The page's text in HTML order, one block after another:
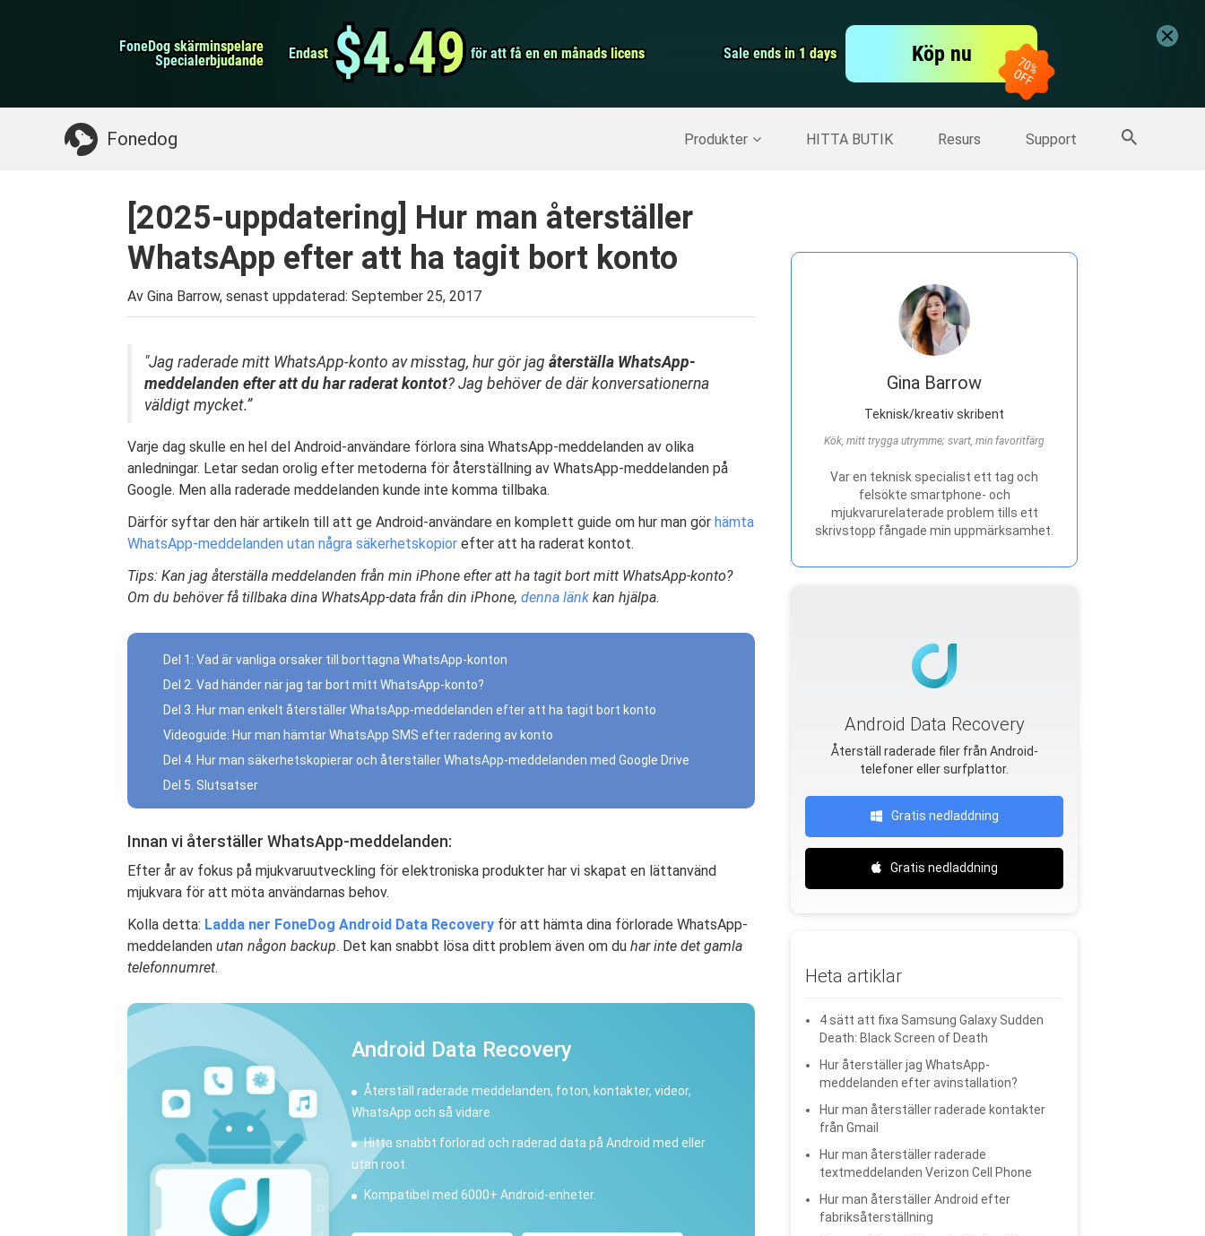
FoneDog skärminspelare
FoneDog skärminspelare
Specialerbjudande
Specialerbjudande Endast
Endast $4.49
$4.49 för att få en en månads licens
för att få en en månads licens Sale ends in 1 days
Sale ends in 1 days Köp nu
Fonedog Produkter HITTA BUTIK Resurs Support
iPhone Cleaner Screen Recorder
Något du kan behöva: IPhone Backup>> Fler produkter
[2025-uppdatering] Hur man återställer
WhatsApp efter att ha tagit bort konto
Av Gina Barrow, senast uppdaterad: September 25, 2017
"Jag raderade mitt WhatsApp-konto av misstag, hur gör jag återställa WhatsApp-
meddelanden efter att du har raderat kontot? Jag behöver de där konversationerna
väldigt mycket.”
Varje dag skulle en hel del Android-användare förlora sina WhatsApp-meddelanden av olika
anledningar. Letar sedan orolig efter metoderna för återställning av WhatsApp-meddelanden på
Google. Men alla raderade meddelanden kunde inte komma tillbaka.
Därför syftar den här artikeln till att ge Android-användare en komplett guide om hur man gör hämta
WhatsApp-meddelanden utan några säkerhetskopior efter att ha raderat kontot.
Tips: Kan jag återställa meddelanden från min iPhone efter att ha tagit bort mitt WhatsApp-konto?
Om du behöver få tillbaka dina WhatsApp-data från din iPhone, denna länk kan hjälpa.
Del 1: Vad är vanliga orsaker till borttagna WhatsApp-konton
Del 2. Vad händer när jag tar bort mitt WhatsApp-konto?
Del 3. Hur man enkelt återställer WhatsApp-meddelanden efter att ha tagit bort konto
Videoguide: Hur man hämtar WhatsApp SMS efter radering av konto
Del 4. Hur man säkerhetskopierar och återställer WhatsApp-meddelanden med Google Drive
Del 5. Slutsatser
Innan vi återställer WhatsApp-meddelanden:
Efter år av fokus på mjukvaruutveckling för elektroniska produkter har vi skapat en lättanvänd
mjukvara för att möta användarnas behov.
Kolla detta: Ladda ner FoneDog Android Data Recovery för att hämta dina förlorade WhatsApp-
meddelanden utan någon backup. Det kan snabbt lösa ditt problem även om du har inte det gamla
telefonnumret.
Android Data Recovery
Återställ raderade meddelanden, foton, kontakter, videor,
WhatsApp och så vidare.
Hitta snabbt förlorad och raderad data på Android med eller
utan root.
Kompatibel med 6000+ Android-enheter.
Gina Barrow
Teknisk/kreativ skribent
Kök, mitt trygga utrymme; svart, min favoritfärg
Var en teknisk specialist ett tag och
felsökte smartphone- och
mjukvarurelaterade problem tills ett
skrivstopp fångade min uppmärksamhet.
Android Data Recovery
Återställ raderade filer från Android-
telefoner eller surfplattor.
Gratis nedladdning
Gratis nedladdning
Heta artiklar
4 sätt att fixa Samsung Galaxy Sudden
Death: Black Screen of Death
Hur återställer jag WhatsApp-
meddelanden efter avinstallation?
Hur man återställer raderade kontakter
från Gmail
Hur man återställer raderade
textmeddelanden Verizon Cell Phone
Hur man återställer Android efter
fabriksåterställning